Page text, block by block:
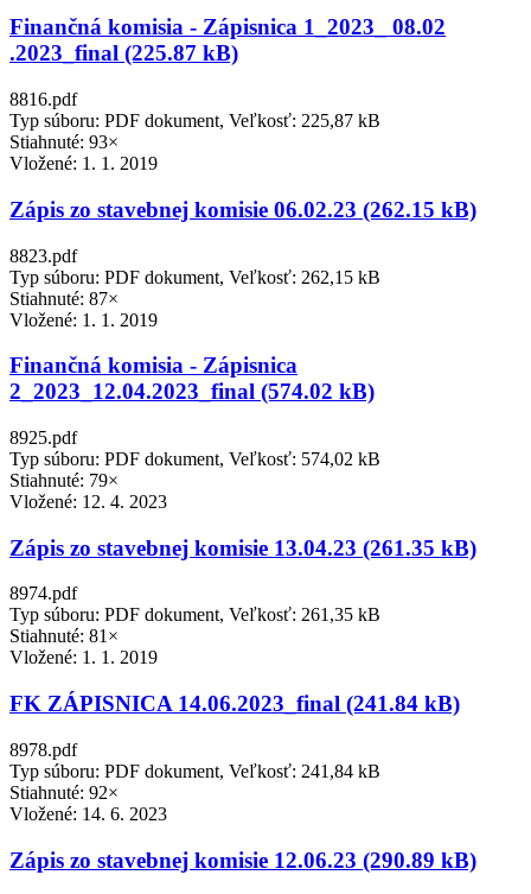
Finančná komisia - Zápisnica 1_2023_ 08.02
.2023_final (225.87 kB)
8816.pdf
Typ súboru: PDF dokument, Veľkosť: 225,87 kB
Stiahnuté: 93×
Vložené: 1. 1. 2019
Zápis zo stavebnej komisie 06.02.23 (262.15 kB)
8823.pdf
Typ súboru: PDF dokument, Veľkosť: 262,15 kB
Stiahnuté: 87×
Vložené: 1. 1. 2019
Finančná komisia - Zápisnica
2_2023_12.04.2023_final (574.02 kB)
8925.pdf
Typ súboru: PDF dokument, Veľkosť: 574,02 kB
Stiahnuté: 79×
Vložené: 12. 4. 2023
Zápis zo stavebnej komisie 13.04.23 (261.35 kB)
8974.pdf
Typ súboru: PDF dokument, Veľkosť: 261,35 kB
Stiahnuté: 81×
Vložené: 1. 1. 2019
FK ZÁPISNICA 14.06.2023_final (241.84 kB)
8978.pdf
Typ súboru: PDF dokument, Veľkosť: 241,84 kB
Stiahnuté: 92×
Vložené: 14. 6. 2023
Zápis zo stavebnej komisie 12.06.23 (290.89 kB)